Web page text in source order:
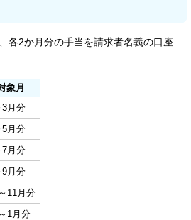
各2か月分の手当を請求者名義の口座
象月
3月分
5月分
7月分
9月分
11月分
1月分